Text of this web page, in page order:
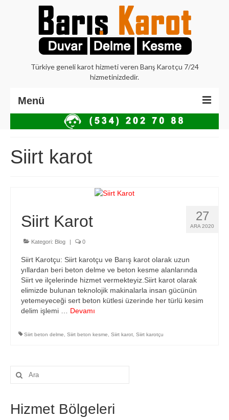
Türkiye geneli karot hizmeti veren Barış Karotçu 7/24
hizmetinizdedir.
Menü
Anasayfa
Hakkımızda
Beton Delme Karot
İletişim
Siirt karot
27
ARA 2020
Siirt Karot
Kategori: Blog 0
Siirt Karotçu: Siirt karotçu ve Barış karot olarak uzun
yıllardan beri beton delme ve beton kesme alanlarında
Siirt ve ilçelerinde hizmet vermekteyiz.Siirt karot olarak
elimizde bulunan teknolojik makinalarla insan gücünün
yetemeyeceği sert beton kütlesi üzerinde her türlü kesim
delim işlemi … Devamı
Siirt beton delme, Siirt beton kesme, Siirt karot, Siirt karotçu
Şunu
ara:
Hizmet Bölgeleri